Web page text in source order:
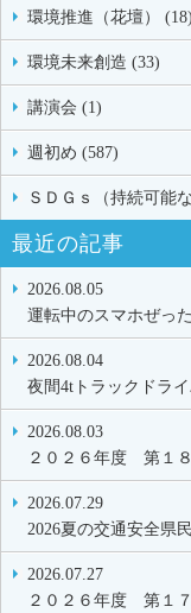
環境推進（花壇） (18)
環境未来創造 (33)
講演会 (1)
週初め (587)
ＳＤＧｓ（持続可能
最近の記事
2026.08.05
運転中のスマホぜっ
2026.08.04
夜間4tトラックドラ
2026.08.03
２０２６年度 第１
2026.07.29
2026夏の交通安全県
2026.07.27
２０２６年度 第１